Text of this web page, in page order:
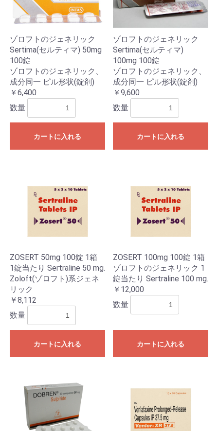
ゾロフトのジェネリック
Sertima(セルティマ) 50mg
100錠
ゾロフトのジェネリック、
成分同一 ピル形状(錠剤)
￥6,400
数量
カートに入れる
ゾロフトのジェネリック
Sertima(セルティマ)
100mg 100錠
ゾロフトのジェネリック、
成分同一 ピル形状(錠剤)
￥9,600
数量
カートに入れる
ZOSERT 50mg 100錠 1箱
1錠当たり Sertraline 50 mg.
Zoloft(ゾロフト)系ジェネ
リック
￥8,112
数量
カートに入れる
ZOSERT 100mg 100錠 1箱
ゾロフトのジェネリック 1
錠当たり Sertraline 100 mg.
￥12,000
数量
カートに入れる